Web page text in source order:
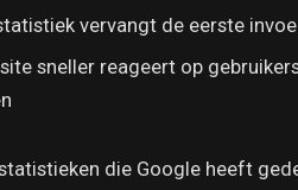
vervangt de eerste
sneller reageert op
die Google heeft